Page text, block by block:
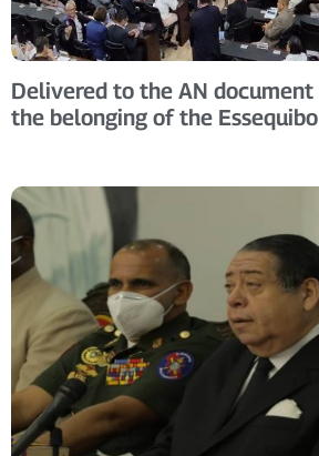
Delivered to the AN
the belonging of the